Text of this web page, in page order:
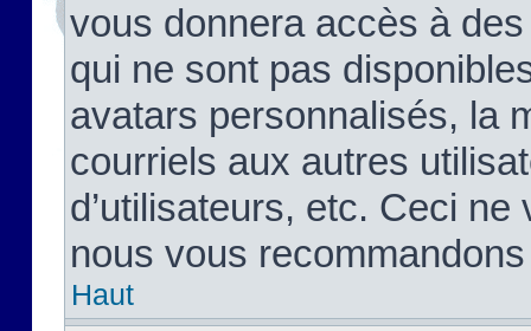
vous donnera accès à
qui ne sont pas
avatars personnalisés, la
courriels aux autres
d’utilisateurs, etc. Ceci
nous vous
Haut